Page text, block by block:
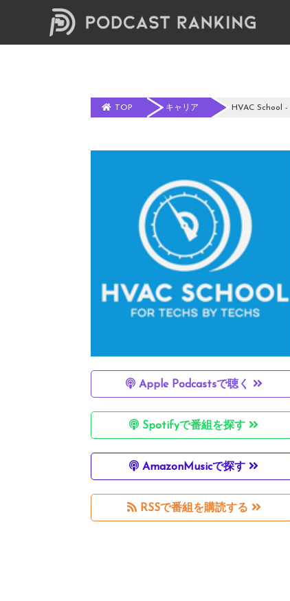
TOP キャリア HVAC School
Apple Podcastsで聴く
Spotifyで番組を探す
AmazonMusicで探す
RSSで番組を購読する